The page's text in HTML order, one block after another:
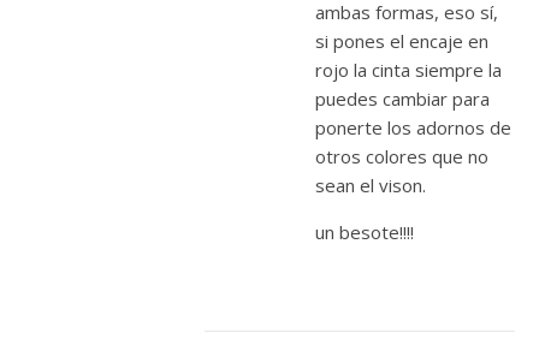
ambas formas, eso sí,
si pones el encaje en
rojo la cinta siempre la
puedes cambiar para
ponerte los adornos de
otros colores que no
sean el vison.
un besote!!!!